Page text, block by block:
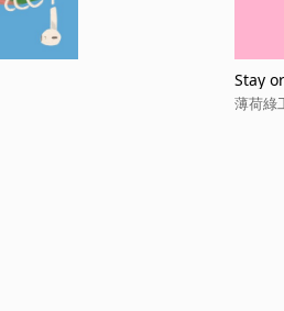
Stay
薄荷綠